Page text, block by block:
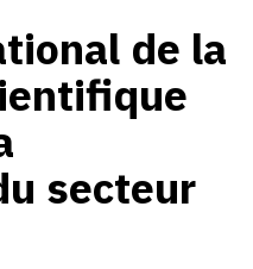
) de la
secteur